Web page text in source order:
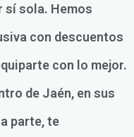
sí sola. Hemos
con descuentos
con lo mejor.
de Jaén, en sus
parte, te